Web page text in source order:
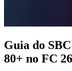
Guia do
80+ no FC